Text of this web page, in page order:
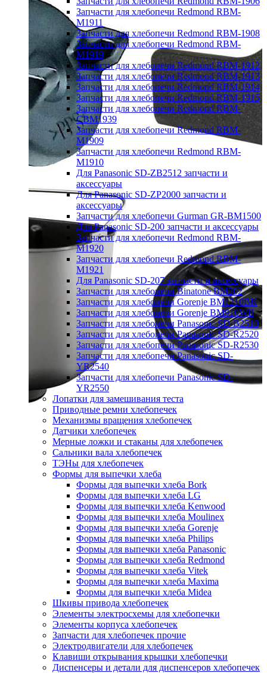
Запчасти для хлебопечи Redmond RBM-
M1911
Запчасти для хлебопечи Redmond RBM-1908
Запчасти для хлебопечи Redmond RBM-
M1919
Запчасти для хлебопечи Redmond RBM-1912
Запчасти для хлебопечи Redmond RBM-1913
Запчасти для хлебопечи Redmond RBM-1914
Запчасти для хлебопечи Redmond RBM-1915
Запчасти для хлебопечи Redmond RBM-
CBM1939
Запчасти для хлебопечи Redmond RBM-
M1909
Запчасти для хлебопечи Redmond RBM-
M1910
Для Panasonic SD-ZB2512 запчасти и
аксессуары
Для Panasonic SD-ZP2000 запчасти и
аксессуары
Запчасти для хлебопечи Gurman GR-BM1500
Для Panasonic SD-200 запчасти и аксессуары
Запчасти для хлебопечи Redmond RBM-
M1920
Запчасти для хлебопечи Redmond RBM-
M1921
Для Panasonic SD-207 запчасти и аксессуары
Запчасти для хлебопечи Binatone BM202
Запчасти для хлебопечи Gorenje BM1210BK
Запчасти для хлебопечи Gorenje BM910WII
Запчасти для хлебопечи Panasonic SD-B2510
Запчасти для хлебопечи Panasonic SD-R2520
Запчасти для хлебопечи Panasonic SD-R2530
Запчасти для хлебопечи Panasonic SD-
YR2540
Запчасти для хлебопечи Panasonic SD-
YR2550
Лопатки для замешивания теста
Приводные ремни хлебопечек
Механизмы вращения хлебопечек
Датчики хлебопечек
Мерные ложки и стаканы для хлебопечек
Сальники вала хлебопечек
ТЭНы для хлебопечек
Формы для выпечки хлеба
Формы для выпечки хлеба Bork
Формы для выпечки хлеба LG
Формы для выпечки хлеба Kenwood
Формы для выпечки хлеба Moulinex
Формы для выпечки хлеба Gorenje
Формы для выпечки хлеба Philips
Формы для выпечки хлеба Panasonic
Формы для выпечки хлеба Redmond
Формы для выпечки хлеба Vitek
Формы для выпечки хлеба Maxima
Формы для выпечки хлеба Midea
Шкивы привода хлебопечек
Элементы электросхемы для хлебопечки
Элементы корпуса хлебопечек
Запчасти для хлебопечек прочие
Электродвигатели для хлебопечек
Клавиши открывания крышки хлебопечки
Диспенсеры и детали для диспенсеров хлебопечек